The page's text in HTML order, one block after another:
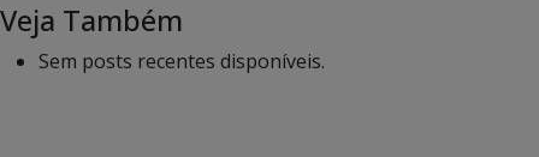
Veja Também
Sem posts recentes disponíveis.